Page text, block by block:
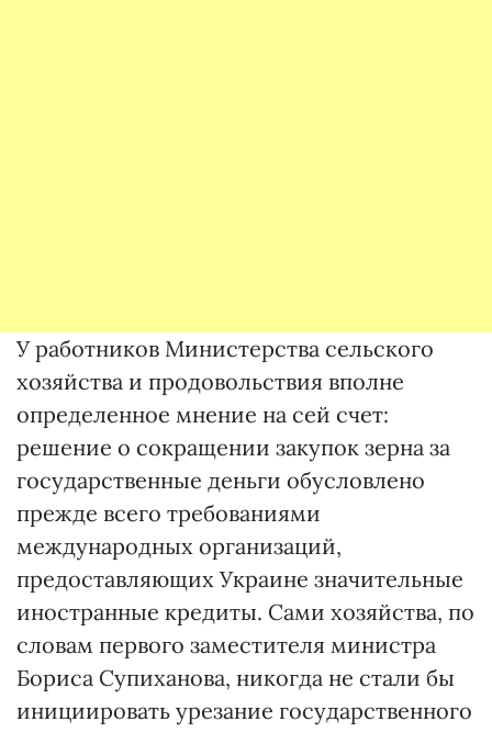
У работников Министерства сельского
хозяйства и продовольствия вполне
определенное мнение на сей счет:
решение о сокращении закупок зерна за
государственные деньги обусловлено
прежде всего требованиями
международных организаций,
предоставляющих Украине значительные
иностранные кредиты. Сами хозяйства, по
словам первого заместителя министра
Бориса Супиханова, никогда не стали бы
инициировать урезание государственного